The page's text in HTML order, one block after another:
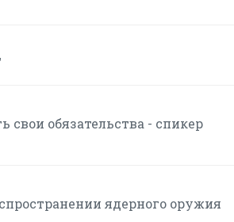
свои обязательства - спикер
ядерного оружия